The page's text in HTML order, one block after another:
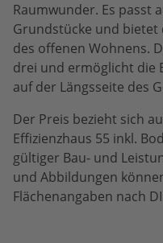
Raumwunder. Es passt
Grundstücke und bietet
des offenen Wohnens.
drei und ermöglicht die
auf der Längsseite des
Der Preis bezieht sich
Effizienzhaus 55 inkl.
gültiger Bau- und
und Abbildungen
Flächenangaben nach